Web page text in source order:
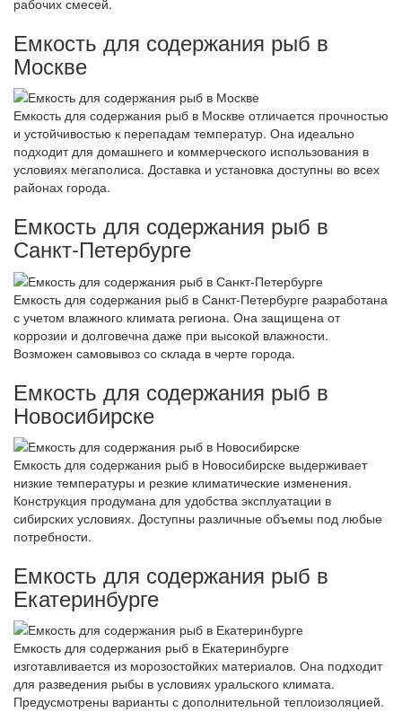
рабочих смесей.
Емкость для содержания рыб в
Москве
Емкость для содержания рыб в Москве отличается прочностью
и устойчивостью к перепадам температур. Она идеально
подходит для домашнего и коммерческого использования в
условиях мегаполиса. Доставка и установка доступны во всех
районах города.
Емкость для содержания рыб в
Санкт-Петербурге
Емкость для содержания рыб в Санкт-Петербурге разработана
с учетом влажного климата региона. Она защищена от
коррозии и долговечна даже при высокой влажности.
Возможен самовывоз со склада в черте города.
Емкость для содержания рыб в
Новосибирске
Емкость для содержания рыб в Новосибирске выдерживает
низкие температуры и резкие климатические изменения.
Конструкция продумана для удобства эксплуатации в
сибирских условиях. Доступны различные объемы под любые
потребности.
Емкость для содержания рыб в
Екатеринбурге
Емкость для содержания рыб в Екатеринбурге
изготавливается из морозостойких материалов. Она подходит
для разведения рыбы в условиях уральского климата.
Предусмотрены варианты с дополнительной теплоизоляцией.